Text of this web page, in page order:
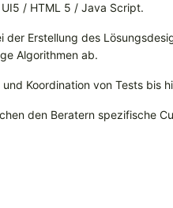
/ HTML 5 / Java Script.
der Erstellung des
Algorithmen ab.
Koordination von Tests bis
den Beratern spezifische